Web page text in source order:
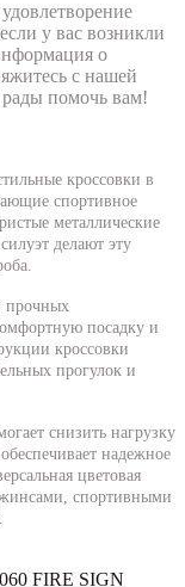
у вас возникли
о
с нашей
помочь вам!
кроссовки в
спортивное
металлические
делают эту
прочных
посадку и
кроссовки
прогулок и
снизить нагрузку
надежное
цветовая
спортивными